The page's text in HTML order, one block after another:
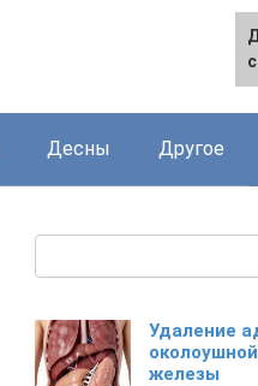
Десны Другое
Удаление
железы